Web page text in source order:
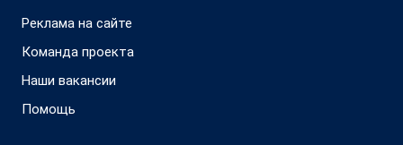
Реклама на сайте
Команда проекта
Наши вакансии
Помощь